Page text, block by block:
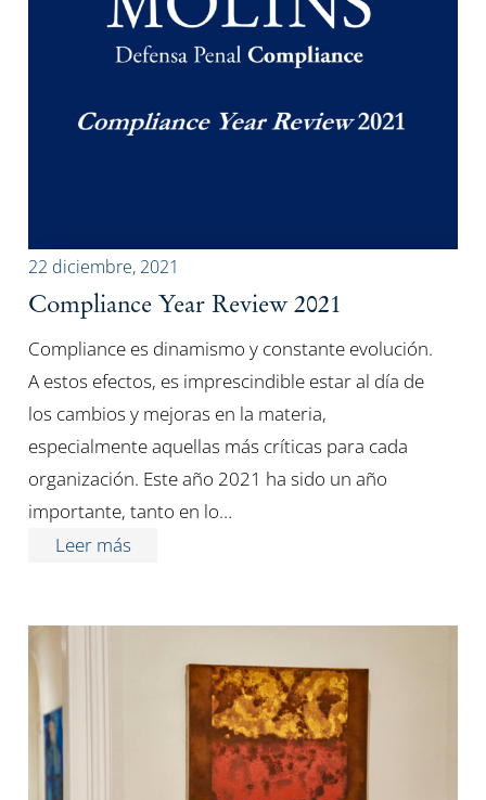
22 diciembre, 2021
Compliance Year Review 2021
Compliance es dinamismo y constante evolución.
A estos efectos, es imprescindible estar al día de
los cambios y mejoras en la materia,
especialmente aquellas más críticas para cada
organización. Este año 2021 ha sido un año
importante, tanto en lo…
Leer más